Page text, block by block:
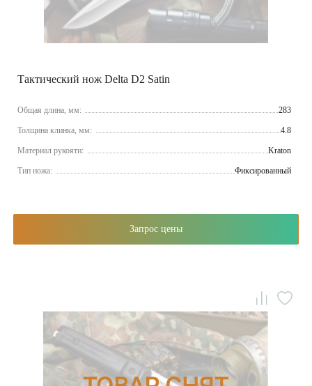
Тактический нож Delta D2 Satin
Общая длина, мм: 283
Толщина клинка, мм: 4.8
Материал рукояти: Kraton
Тип ножа: Фиксированный
Запрос цены